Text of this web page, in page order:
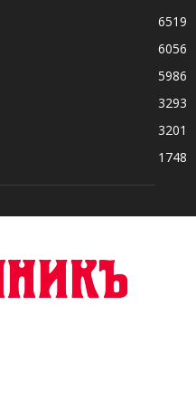
6519
6056
5986
3293
3201
1748